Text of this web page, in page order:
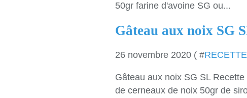
50gr farine d'avoine SG ou...
Gâteau aux noix SG
26 novembre 2020 ( #
Gâteau aux noix SG SL
de cerneaux de noix 50gr de